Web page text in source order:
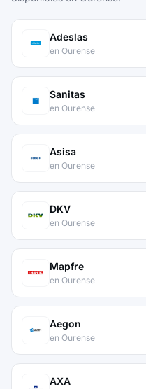
Adeslas
en Ourense
Sanitas
en Ourense
Asisa
en Ourense
DKV
en Ourense
Mapfre
en Ourense
Aegon
en Ourense
AXA